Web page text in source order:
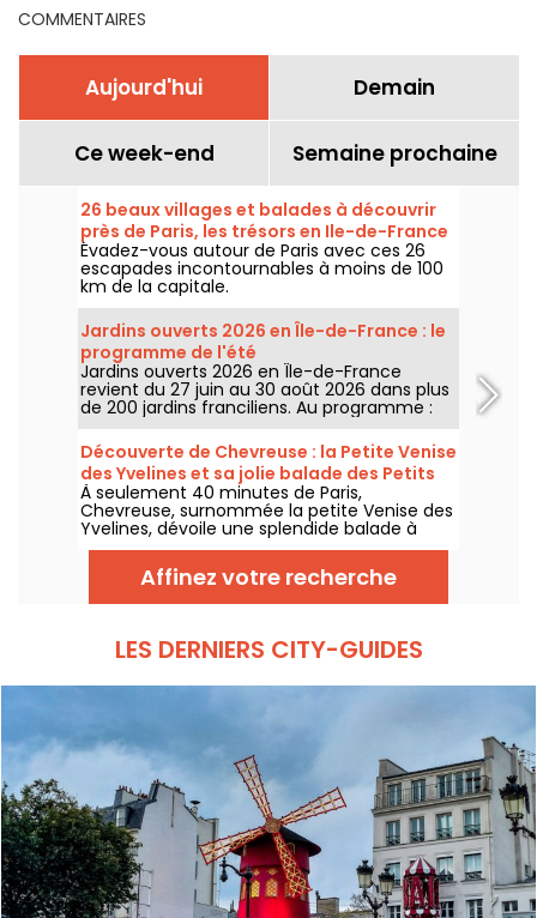
COMMENTAIRES
Aujourd'hui Demain
Ce week-end Semaine prochaine
26 beaux villages et balades à découvrir
près de Paris, les trésors en Ile-de-France
Évadez-vous autour de Paris avec ces 26
escapades incontournables à moins de 100
km de la capitale.
Jardins ouverts 2026 en Île-de-France : le
programme de l'été
Jardins ouverts 2026 en Île-de-France
revient du 27 juin au 30 août 2026 dans plus
de 200 jardins franciliens. Au programme :
concerts, spectacles, visites, ateliers et
installations artistiques.
Découverte de Chevreuse : la Petite Venise
des Yvelines et sa jolie balade des Petits
Ponts
À seulement 40 minutes de Paris,
Chevreuse, surnommée la petite Venise des
Yvelines, dévoile une splendide balade à
travers ses petits ponts. Ce véritable écrin
de verdure, accessible en RER, nous dévpoile
une escapade au charme insoupçonné. On
vous embarque pour une aventure nature
Affinez votre recherche
LES DERNIERS CITY-GUIDES